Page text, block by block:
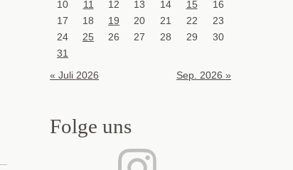
« Juli 2026 Sep. 2026 »
10
11 12 13 14 15
16
17
18 19 20 21 22
23
24
25 26 27 28 29
30
31
Folge uns